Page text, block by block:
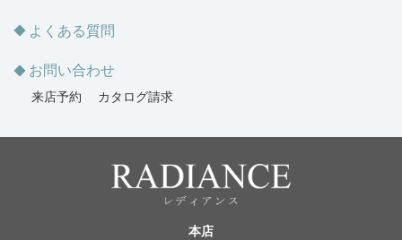
よくある質問
お問い合わせ
来店予約 カタログ請求
本店